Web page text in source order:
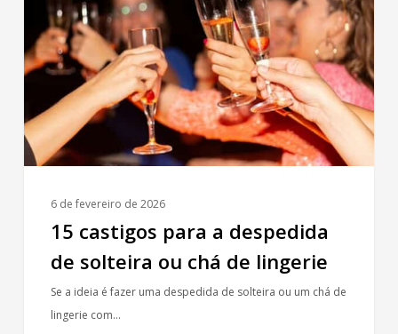
despedida
de
solteira
chá
de
6 de fevereiro de 2026
15 castigos para a despedida
de solteira ou chá de lingerie
Se a ideia é fazer uma despedida de solteira ou um chá de
lingerie com…